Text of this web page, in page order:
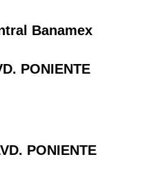
Banamex
PONIENTE
PONIENTE